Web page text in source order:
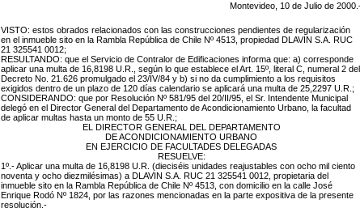
Montevideo, 10 de Julio de 2000
VISTO: estos obrados relacionados con las construcciones pendientes de regularización
en el inmueble sito en la Rambla República de Chile Nº 4513 , propiedad DLAVIN S.A. RUC
21 325541 0012;
RESULTANDO: que el Servicio de Contralor de Edificaciones informa que: a) corresponde
aplicar una multa de 16,8198 U.R., según lo que establece el Art. 15º, literal C , numeral 2 del
Decreto No. 21.626 promulgado el 23/IV/84 y b) si no da cumplimiento a los requisitos
exigidos dentro de un plazo de 120 días calendario se aplicará una multa de 25,2297 U.R.;
CONSIDERANDO: que por Resolución Nº 581/95 del 20/II/95, el Sr. Intendente Municipal
delegó en el Director General del Departamento de Acondicionamiento Urbano, la facultad
de aplicar multas hasta un monto de 55 U.R.;
EL DIRECTOR GENERAL DEL DEPARTAMENTO
DE ACONDICIONAMIENTO URBANO
EN EJERCICIO DE FACULTADES DELEGADAS
RESUELVE:
1º.- Aplicar una multa de 16,8198 U.R. (dieciséis unidades reajustables con ocho mil ciento
noventa y ocho diezmilésimas) a DLAVIN S.A. RUC 21 325541 0012 propietaria del
inmueble sito en la Rambla República de Chile Nº 4513 , con domicilio en la calle José
Enrique Rodó Nº 1824 , por las razones mencionadas en la parte expositiva de la presente
resolución.-